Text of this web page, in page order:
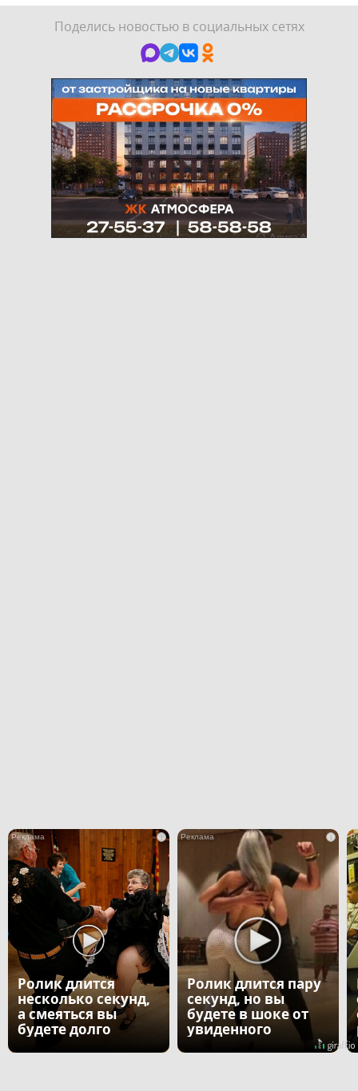
Поделись новостью в социальных сетях
i
Ролик длится
несколько секунд,
а смеяться вы
будете долго
i
Ролик длится пару
секунд, но вы
будете в шоке от
увиденного